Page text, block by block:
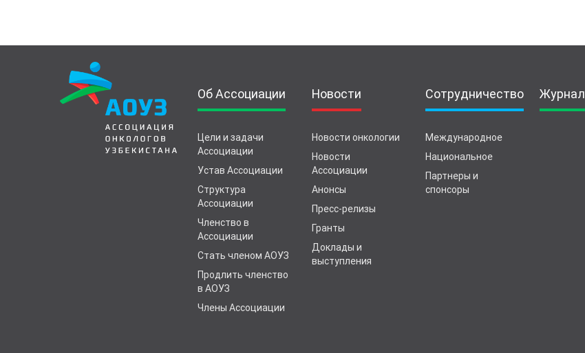
Об Ассоциации
Цели и задачи
Ассоциации
Устав Ассоциации
Структура
Ассоциации
Членство в
Ассоциации
Стать членом АОУЗ
Продлить членство
в АОУЗ
Члены Ассоциации
Новости
Новости онкологии
Новости
Ассоциации
Анонсы
Пресс-релизы
Гранты
Доклады и
выступления
Сотрудничество
Международное
Национальное
Партнеры и
спонсоры
Журнал